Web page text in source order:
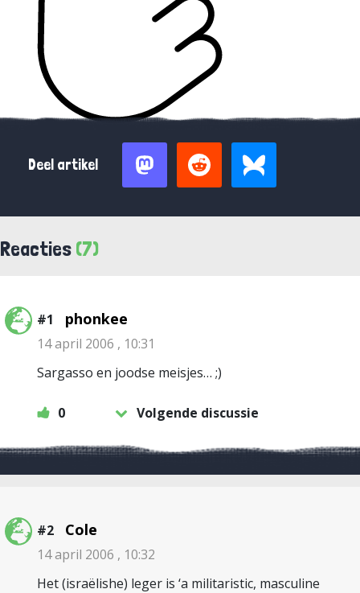
Deel artikel
Reacties (7)
#1 phonkee
14 april 2006 , 10:31
Sargasso en joodse meisjes… ;)
0 Volgende discussie
#2 Cole
14 april 2006 , 10:32
Het (israëlishe) leger is ‘a militaristic, masculine